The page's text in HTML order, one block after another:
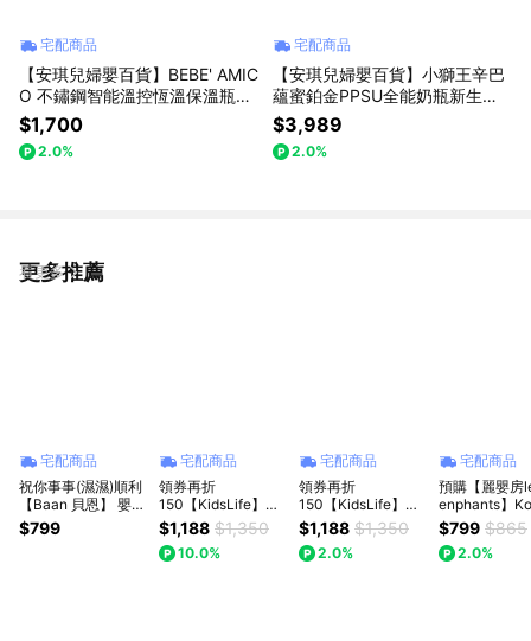
宅配商品
【安琪兒婦嬰百貨】BEBE' AMIC
O 不鏽鋼智能溫控恆溫保溫瓶35
0ml
$1,700
2.0%
宅配商品
【安琪兒婦嬰百貨】小獅王辛巴
蘊蜜鉑金PPSU全能奶瓶新生禮
盒
$3,989
2.0%
更多推薦
看更多
宅配商品
祝你事事(濕濕)順利
【Baan 貝恩】 嬰兒
保養柔濕巾80抽/12
入 +17元多一件｜新
$799
宅配商品
領券再折
150【KidsLife】寶
寶餐具彌月禮盒(A款
多色)｜新生兒禮 滿
月禮 彌月禮 嬰兒禮
$1,188 $1,350
10.0%
宅配商品
領券再折
150【KidsLife】寶
寶餐具彌月禮盒(B款
多色)｜新生兒禮 滿
月禮 嬰兒禮盒 周歲
$1,188 $1,350
2.0%
宅配商品
預購【麗嬰房
enphants】
Deer可莉鹿嬰
安撫魔豆毯+
3雙彌月禮盒
$799 $865
2.0%